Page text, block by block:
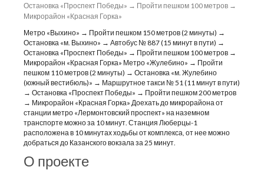
Остановка «Проспект Победы» → Пройти пешком 100 метров →
Микрорайон «Красная Горка»
Метро «Выхино» → Пройти пешком 150 метров (2 минуты) →
Остановка «м. Выхино» → Автобус № 887 (15 минут в пути) →
Остановка «Проспект Победы» → Пройти пешком 100 метров →
Микрорайон «Красная Горка» Метро «Жулебино» → Пройти
пешком 110 метров (2 минуты) → Остановка «м. Жулебино
(южный вестибюль)» → Маршрутное такси № 51 (11 минут в пути)
→ Остановка «Проспект Победы» → Пройти пешком 200 метров
→ Микрорайон «Красная Горка» Доехать до микрорайона от
станции метро «Лермонтовский проспект» на наземном
транспорте можно за 10 минут. Станция Люберцы-1
расположена в 10 минутах ходьбы от комплекса, от нее можно
добраться до Казанского вокзала за 25 минут.
О проекте